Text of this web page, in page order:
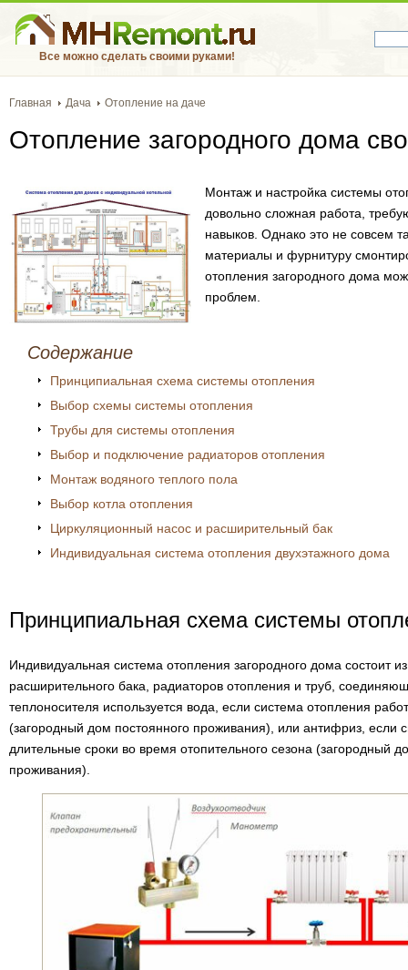
Все можно сделать своими руками!
Главная Дача Отопление на даче
Отопление загородного дома
Монтаж и настройка системы
довольно сложная работа,
навыков. Однако это не совсем
материалы и фурнитуру
отопления загородного дома
проблем.
Содержание
Принципиальная схема системы отопления
Выбор схемы системы отопления
Трубы для системы отопления
Выбор и подключение радиаторов отопления
Монтаж водяного теплого пола
Выбор котла отопления
Циркуляционный насос и расширительный бак
Индивидуальная система отопления двухэтажного дома
Принципиальная схема системы
Индивидуальная система отопления загородного дома состоит
расширительного бака, радиаторов отопления и труб,
теплоносителя используется вода, если система отопления
(загородный дом постоянного проживания), или антифриз, если
длительные сроки во время отопительного сезона (загородный
проживания).